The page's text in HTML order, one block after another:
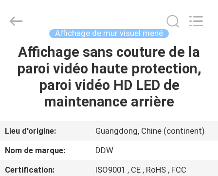
MAISON
PRODUITS
SUJET
DE
NOUS
Rights
Affichage de mur visuel mené
Affichage sans couture de la
paroi vidéo haute protection,
paroi vidéo HD LED de
maintenance arrière
Lieu d'origine:
Guangdong, Chine (continent)
Nom de marque:
DDW
Certification:
ISO9001 , CE , RoHS , FCC